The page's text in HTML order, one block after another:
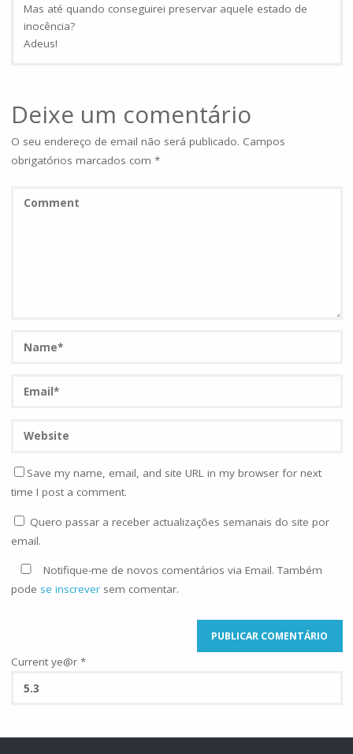
Mas até quando conseguirei preservar aquele estado de
inocência?
Adeus!
Deixe um comentário
O seu endereço de email não será publicado. Campos
obrigatórios marcados com *
Save my name, email, and site URL in my browser for next
time I post a comment.
Quero passar a receber actualizações semanais do site por
email.
Notifique-me de novos comentários via Email. Também
pode se inscreversem comentar.
Current ye@r *